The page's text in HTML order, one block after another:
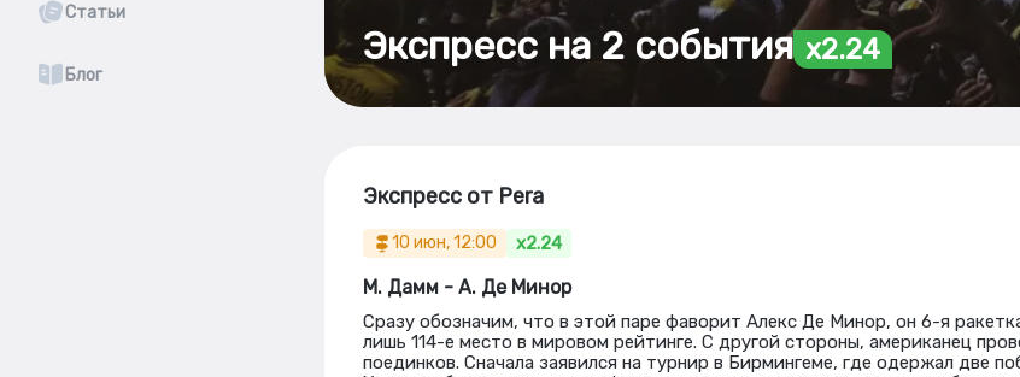
Статьи
Блог
Экспресс на 2 события x2.24
Экспресс от Pera
10 июн, 12:00 x2.24
М. Дамм - А. Де Минор
Сразу обозначим, что в этой паре фаворит Алекс Де Минор, он 6-я
лишь 114-е место в мировом рейтинге. С другой стороны, американец
поединков. Сначала заявился на турнир в Бирмингеме, где одержал две